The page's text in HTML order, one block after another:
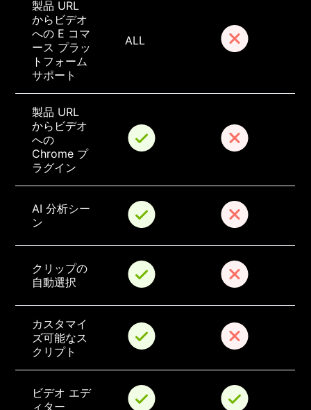
製品 URL
からビデオ
への E コマ
ース プラッ
トフォーム
サポート
ALL
製品 URL
からビデオ
への
Chrome プ
ラグイン
AI 分析シー
ン
クリップの
自動選択
カスタマイ
ズ可能なス
クリプト
ビデオ エデ
ィター